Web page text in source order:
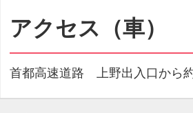
アクセス（車）
首都高速道路 上野出入口から約